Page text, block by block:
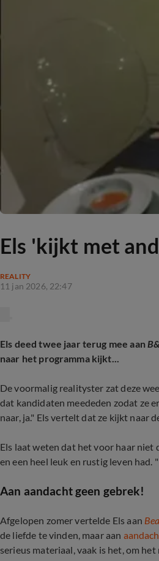
Els 'kijkt met
REALITY
11 jan 2026, 22:47
Els deed twee jaar terug mee aan
naar het programma kijkt...
De voormalig realityster zat deze
dat kandidaten meededen zodat ze
naar, ja." Els vertelt dat ze kijkt naar
Els laat weten dat het voor haar niet
en een heel leuk en rustig leven
Aan aandacht geen gebrek!
Afgelopen zomer vertelde Els aan
de liefde te vinden, maar aan
serieus materiaal, vaak is het, om